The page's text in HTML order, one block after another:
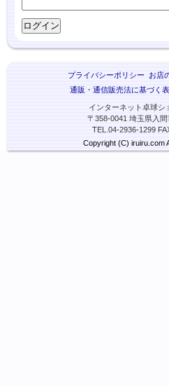
プライバシーポリシー お店
通販・通信販売法に基づく
インターネット卓球シ
〒358-0041 埼玉県入
TEL.04-2936-1299
Copyright (C) iruiru.com